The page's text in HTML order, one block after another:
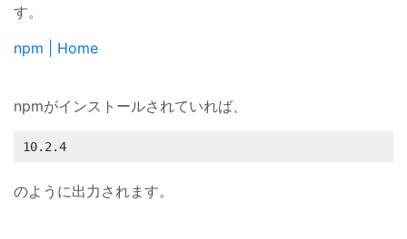
す。
npm | Home
npmがインストールされていれば、
10.2.4
のように出力されます。